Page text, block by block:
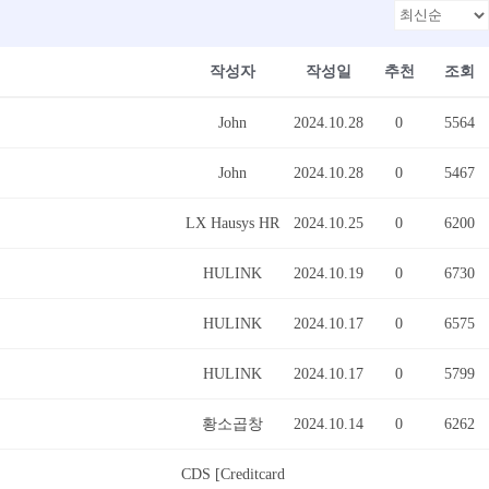
작성자 작성일 추천 조회
John 2024.10.28 0 5564
John 2024.10.28 0 5467
LX Hausys HR 2024.10.25 0 6200
HULINK 2024.10.19 0 6730
HULINK 2024.10.17 0 6575
HULINK 2024.10.17 0 5799
황소곱창 2024.10.14 0 6262
CDS [Creditcard